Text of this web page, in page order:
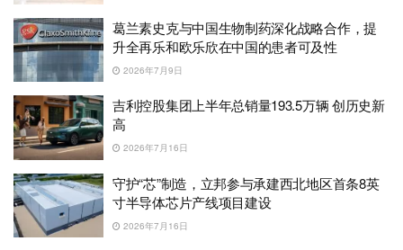
葛兰素史克与中国生物制药深化战略合作，提
升全再乐和欧乐欣在中国的患者可及性
2026年7月9日
吉利控股集团上半年总销量193.5万辆 创历史新
高
2026年7月16日
守护“芯”制造，立邦参与承建西北地区首条8英
寸半导体芯片产线项目建设
2026年7月16日